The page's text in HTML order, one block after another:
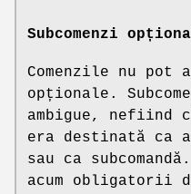
Subcomenzi
Comenzile nu pot
opționale.
ambigue, nefiind
era destinată ca
sau ca
acum obligatorii